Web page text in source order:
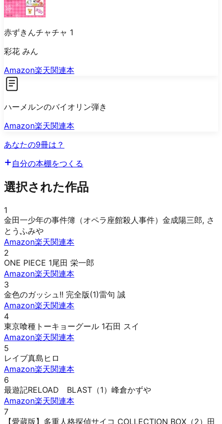
赤ずきんチャチャ 1
彩花 みん
Amazon楽天関連本
ハーメルンのバイオリン弾き
Amazon楽天関連本
あなたの9冊は？
自分の本棚をつくる
選択された作品
1
金田一少年の事件簿（オペラ座館殺人事件） 金成陽三郎, さ
とうふみや
Amazon楽天関連本
2
ONE PIECE 1尾田 栄一郎
Amazon楽天関連本
3
金色のガッシュ!! 完全版(1)雷句 誠
Amazon楽天関連本
4
東京喰種トーキョーグール 1石田 スイ
Amazon楽天関連本
5
レイブ真島ヒロ
Amazon楽天関連本
6
最遊記RELOAD BLAST（1） 峰倉かずや
Amazon楽天関連本
7
【愛蔵版】多重人格探偵サイコ COLLECTION BOX（2） 田